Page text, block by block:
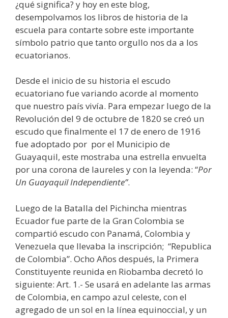
¿qué significa? y hoy en este blog,
desempolvamos los libros de historia de la
escuela para contarte sobre este importante
símbolo patrio que tanto orgullo nos da a los
ecuatorianos.
Desde el inicio de su historia el escudo
ecuatoriano fue variando acorde al momento
que nuestro país vivía. Para empezar luego de la
Revolución del 9 de octubre de 1820 se creó un
escudo que finalmente el 17 de enero de 1916
fue adoptado por por el Municipio de
Guayaquil, este mostraba una estrella envuelta
por una corona de laureles y con la leyenda: “Por
Un Guayaquil Independiente”.
Luego de la Batalla del Pichincha mientras
Ecuador fue parte de la Gran Colombia se
compartió escudo con Panamá, Colombia y
Venezuela que llevaba la inscripción; “Republica
de Colombia”. Ocho Años después, la Primera
Constituyente reunida en Riobamba decretó lo
siguiente: Art. 1.- Se usará en adelante las armas
de Colombia, en campo azul celeste, con el
agregado de un sol en la línea equinoccial, y un